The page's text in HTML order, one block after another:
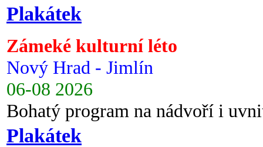
Plakátek
Zámeké kulturní léto
Nový Hrad - Jimlín
06-08 2026
Bohatý program na nádvoří i
Plakátek